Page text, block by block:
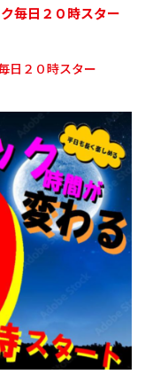
毎日２０時スター
日２０時スター